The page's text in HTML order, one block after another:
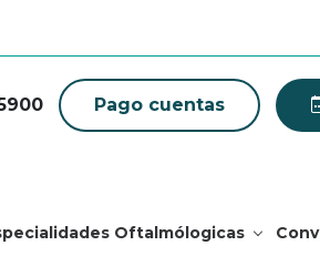
Pago cuentas
Oftalmólogicas